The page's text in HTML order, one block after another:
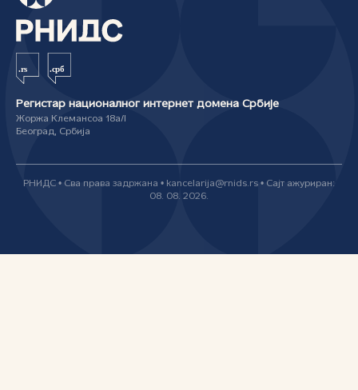
Регистар националног интернет домена Србије
Жоржа Клемансоа 18а/I
Београд, Србија
РНИДС • Сва права задржана • kancelarija@rnids.rs • Сајт ажуриран:
08. 08. 2026.